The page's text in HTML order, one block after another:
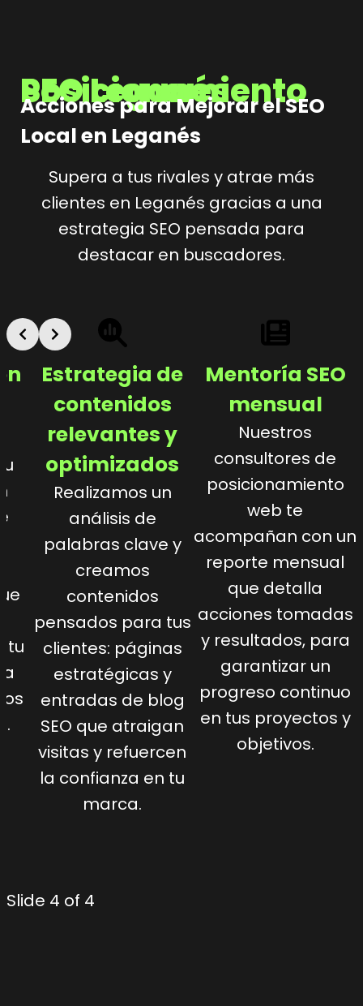
Posicionamiento SEO Leganés
Acciones para Mejorar el SEO
Local en Leganés
Supera a tus rivales y atrae más
clientes en Leganés gracias a una
estrategia SEO pensada para
destacar en buscadores.
tu
Estrategia de
contenidos
relevantes y
optimizados
Realizamos un
análisis de
palabras clave y
creamos
contenidos
pensados para tus
clientes: páginas
estratégicas y
entradas de blog
SEO que atraigan
visitas y refuercen
la confianza en tu
marca.
Mentoría SEO
mensual
Nuestros
consultores de
posicionamiento
web te
acompañan con un
reporte mensual
que detalla
acciones tomadas
y resultados, para
garantizar un
progreso continuo
en tus proyectos y
objetivos.
Slide 4 of 4